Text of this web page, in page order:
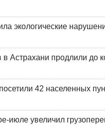
экологические
Астрахани продлили до
42 населенных
июле увеличил